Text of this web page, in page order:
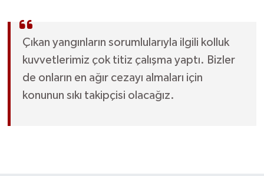
Çıkan yangınların sorumlularıyla ilgili kolluk
kuvvetlerimiz çok titiz çalışma yaptı. Bizler
de onların en ağır cezayı almaları için
konunun sıkı takipçisi olacağız.